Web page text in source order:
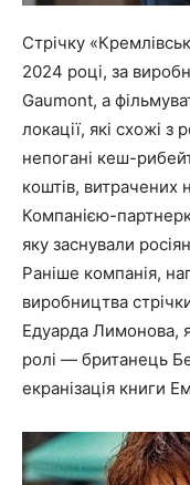
Стрічку
2024 році, за
Gaumont, а
локації, які схожі з
непогані кеш-
коштів, витрачених
Компанією-
яку заснували
Раніше компанія,
виробництва
Едуарда Лимонова,
ролі — британець
екранізація книги